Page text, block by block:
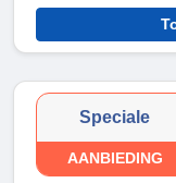
Speciale
AANBIEDING